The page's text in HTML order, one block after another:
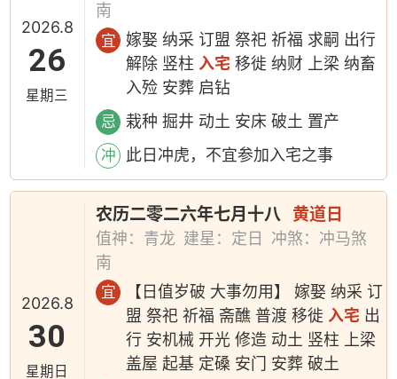
2026.8
26
星期三
南
宜
嫁娶 纳采 订盟 祭祀 祈福 求嗣 出行
解除 竖柱入宅 移徙 纳财 上梁 纳畜
入殓 安葬 启钻
忌 栽种 掘井 动土 安床 破土 置产
冲 此日冲虎，不宜参加入宅之事
2026.8
30
星期日
农历二零二六年七月十八 黄道日
值神：青龙 建星：定日
冲煞：冲马煞
南
宜
【日值岁破 大事勿用】 嫁娶 纳采 订
盟 祭祀 祈福 斋醮 普渡 移徙 入宅 出
行 安机械 开光 修造 动土 竖柱 上梁
盖屋 起基 定磉 安门 安葬 破土